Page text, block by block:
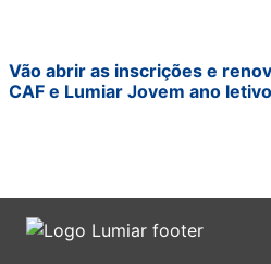
Vão abrir as inscrições e
CAF e Lumiar Jovem ano